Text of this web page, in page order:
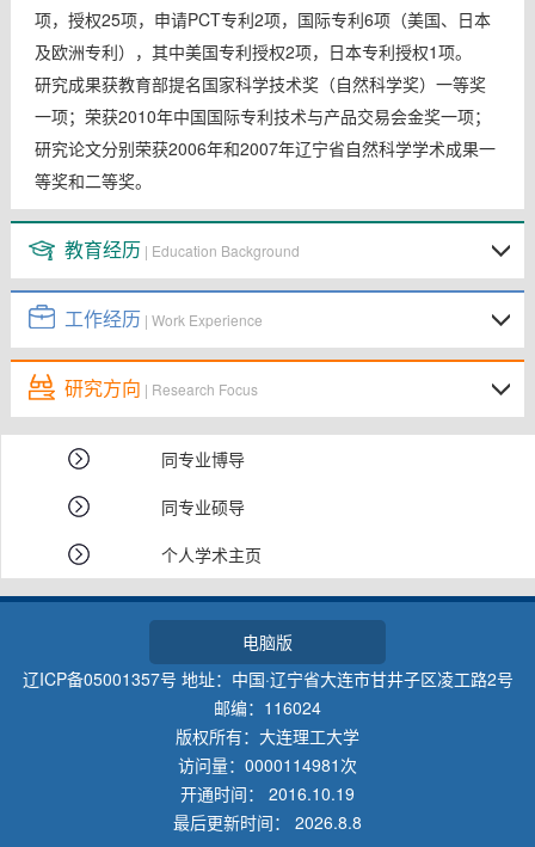
项，授权25项，申请PCT专利2项，国际专利6项（美国、日本
及欧洲专利），其中美国专利授权2项，日本专利授权1项。
研究成果获教育部提名国家科学技术奖（自然科学奖）一等奖
一项；荣获2010年中国国际专利技术与产品交易会金奖一项；
研究论文分别荣获2006年和2007年辽宁省自然科学学术成果一
等奖和二等奖。
教育经历 | Education Background
工作经历 | Work Experience
研究方向 | Research Focus
同专业博导
同专业硕导
个人学术主页
电脑版
辽ICP备05001357号 地址：中国·辽宁省大连市甘井子区凌工路2号
邮编：116024
版权所有：大连理工大学
访问量： 0000114981次
开通时间： 2016.10.19
最后更新时间： 2026.8.8